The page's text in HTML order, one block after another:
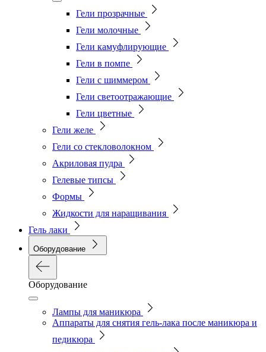
Гели прозрачные
Гели молочные
Гели камуфлирующие
Гели в помпе
Гели с шиммером
Гели светоотражающие
Гели цветные
Гели желе
Гели со стекловолокном
Акриловая пудра
Гелевые типсы
Формы
Жидкости для наращивания
Гель лаки
Оборудование
Оборудование
Лампы для маникюра
Аппараты для снятия гель-лака после маникюра и
педикюра